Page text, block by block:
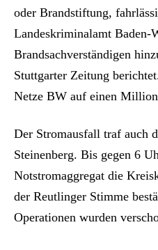
oder Brandstiftung,
Landeskriminalamt Baden-
Brandsachverständigen
Stuttgarter Zeitung
Netze BW auf einen
Der Stromausfall traf auch
Steinenberg. Bis gegen 6
Notstromaggregat die
der Reutlinger Stimme
Operationen wurden